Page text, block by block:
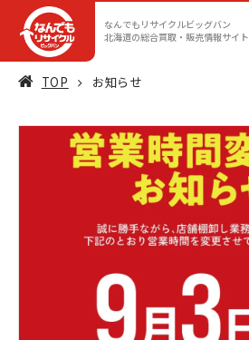
なんでもリサイクルビッグバン
北海道の総合買取・販売情報サイト
TOP お知らせ